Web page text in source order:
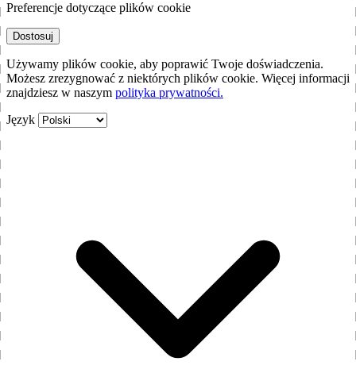
Preferencje dotyczące plików cookie
Dostosuj
Używamy plików cookie, aby poprawić Twoje doświadczenia.
Możesz zrezygnować z niektórych plików cookie. Więcej informacji
znajdziesz w naszym polityka prywatności.
Język